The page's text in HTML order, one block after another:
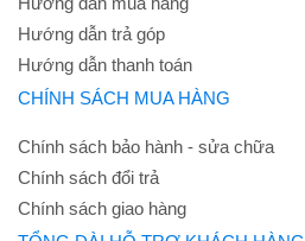
Hướng dẫn trả góp
Hướng dẫn thanh toán
CHÍNH SÁCH MUA HÀNG
Chính sách bảo hành - sửa chữa
Chính sách đổi trả
Chính sách giao hàng